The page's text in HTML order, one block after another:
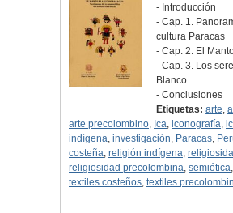
- Introducción
- Cap. 1.
cultura Paracas
- Cap. 2. El
- Cap. 3. Los
Blanco
- Conclusiones
Etiquetas: arte,
arte precolombino, Ica, iconografía,
indígena, investigación, Paracas,
costeña, religión indígena,
religiosidad precolombina, semiótica,
textiles costeños, textiles